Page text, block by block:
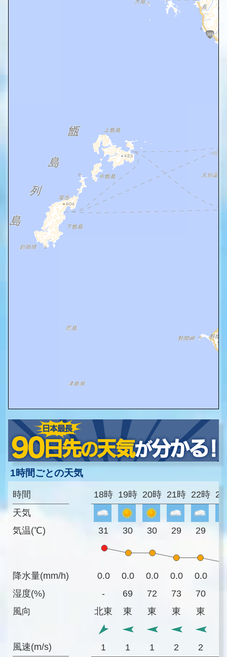
1時間ごとの天気
時間
天気
気温(℃)
降水量(mm/h)
湿度(%)
風向
風速(m/s)
18時 19時 20時 21時 22時
31 30 30 29 29
0.0 0.0 0.0 0.0 0.0
-
69 72 73 70
北東
東 東 東 東
1 1 1 2 2